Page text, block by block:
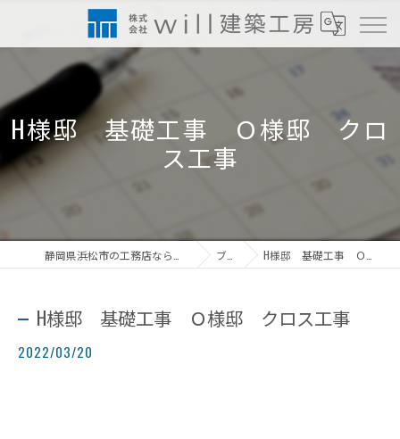
H様邸 基礎工事 Ｏ様邸 クロ
ス工事
ブログ H様邸 基礎工事 Ｏ様邸 クロス工事
H様邸 基礎工事 Ｏ様邸 クロス工事
2022/03/20